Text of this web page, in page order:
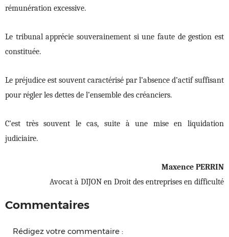
rémunération excessive.
Le tribunal apprécie souverainement si une faute de gestion est
constituée.
Le préjudice est souvent caractérisé par l’absence d’actif suffisant
pour régler les dettes de l’ensemble des créanciers.
C’est très souvent le cas, suite à une mise en liquidation
judiciaire.
Maxence PERRIN
Avocat à DIJON en Droit des entreprises en difficulté
Commentaires
Rédigez votre commentaire :